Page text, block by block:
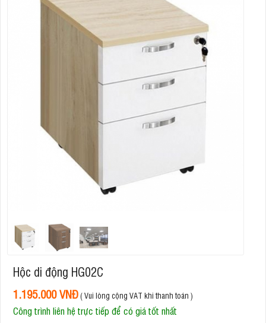
Hộc di động HG02C
1.195.000 VNĐ( Vui lòng cộng VAT khi thanh toán )
Công trình liên hệ trực tiếp để có giá tốt nhất